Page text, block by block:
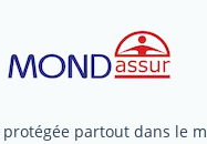
partout dans le